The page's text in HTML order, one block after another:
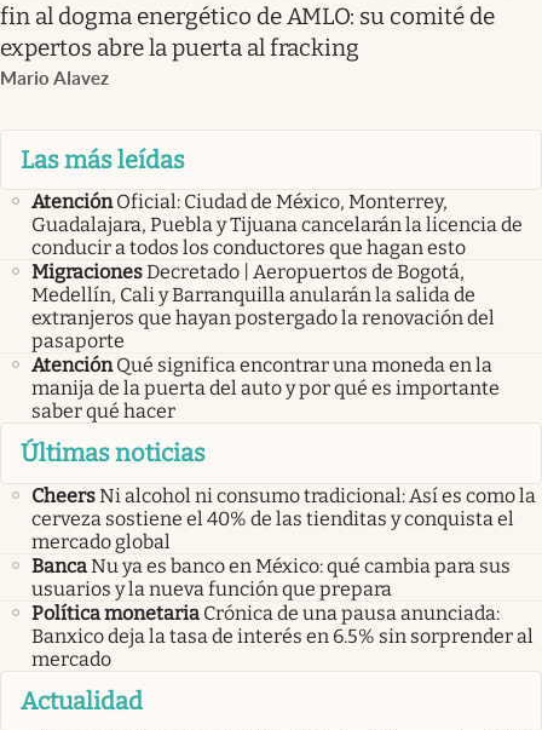
fin al dogma energético de AMLO: su comité de
expertos abre la puerta al fracking
Mario Alavez
Las más leídas
Atención Oficial: Ciudad de México, Monterrey,
Guadalajara, Puebla y Tijuana cancelarán la licencia de
conducir a todos los conductores que hagan esto
MigracionesDecretado | Aeropuertos de Bogotá,
Medellín, Cali y Barranquilla anularán la salida de
extranjeros que hayan postergado la renovación del
pasaporte
Atención Qué significa encontrar una moneda en la
manija de la puerta del auto y por qué es importante
saber qué hacer
Últimas noticias
CheersNi alcohol ni consumo tradicional: Así es como la
cerveza sostiene el 40% de las tienditas y conquista el
mercado global
BancaNu ya es banco en México: qué cambia para sus
usuarios y la nueva función que prepara
Política monetaria Crónica de una pausa anunciada:
Banxico deja la tasa de interés en 6.5% sin sorprender al
mercado
Actualidad